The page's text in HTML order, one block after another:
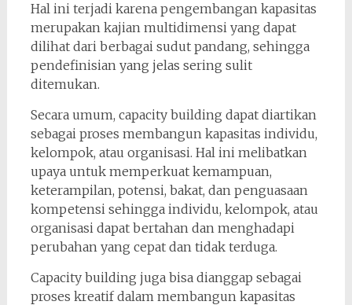
Hal ini terjadi karena pengembangan kapasitas
merupakan kajian multidimensi yang dapat
dilihat dari berbagai sudut pandang, sehingga
pendefinisian yang jelas sering sulit
ditemukan.
Secara umum, capacity building dapat diartikan
sebagai proses membangun kapasitas individu,
kelompok, atau organisasi. Hal ini melibatkan
upaya untuk memperkuat kemampuan,
keterampilan, potensi, bakat, dan penguasaan
kompetensi sehingga individu, kelompok, atau
organisasi dapat bertahan dan menghadapi
perubahan yang cepat dan tidak terduga.
Capacity building juga bisa dianggap sebagai
proses kreatif dalam membangun kapasitas